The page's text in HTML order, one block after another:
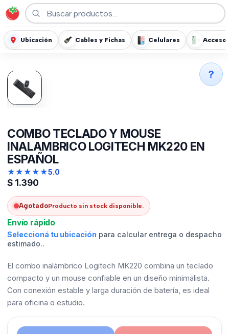
Ubicación Cables y Fichas Celulares
COMBO TECLADO Y MOUSE
INALAMBRICO LOGITECH MK220 EN
ESPAÑOL
★★★★★5.0
$ 1.390
AgotadoProducto sin stock disponible.
Envío rápido
Seleccioná tu ubicación para calcular entrega o despacho
estimado..
El combo inalámbrico Logitech MK220 combina un teclado
compacto y un mouse confiable en un diseño minimalista.
Con conexión estable y larga duración de batería, es ideal
para oficina o estudio.
?